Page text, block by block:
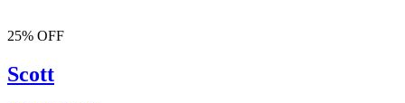
25% OFF
Scott